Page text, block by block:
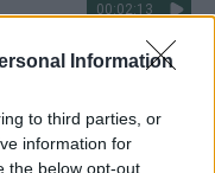
Information
to third parties, or
information for
the below opt-out
00:02:13
vyras patirtos žalos
sulaikytas 21